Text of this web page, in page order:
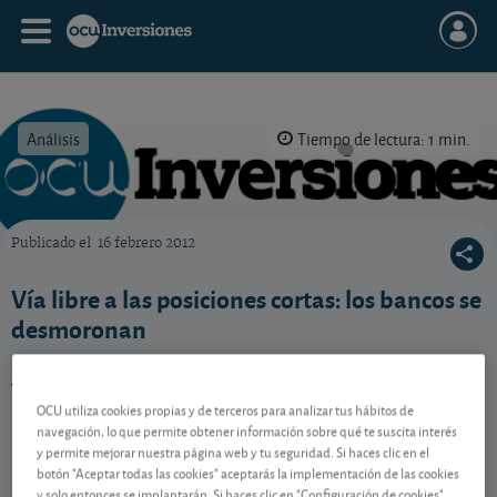
Análisis Tiempo de lectura: 1 min.
Publicado el 16 febrero 2012
Vía libre a las posiciones cortas: los bancos se
desmoronan
y las cotizaciones bancarias se desploman.
Contenido reservado a SOCIOS
OCU utiliza cookies propias y de terceros para analizar tus hábitos de
navegación, lo que permite obtener información sobre qué te suscita interés
y permite mejorar nuestra página web y tu seguridad. Si haces clic en el
botón "Aceptar todas las cookies" aceptarás la implementación de las cookies